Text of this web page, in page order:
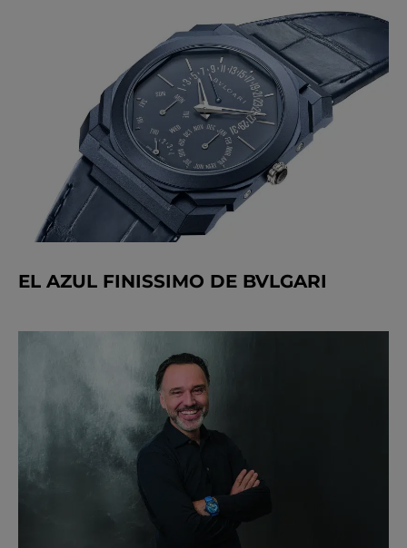
EL AZUL FINISSIMO DE BVLGARI